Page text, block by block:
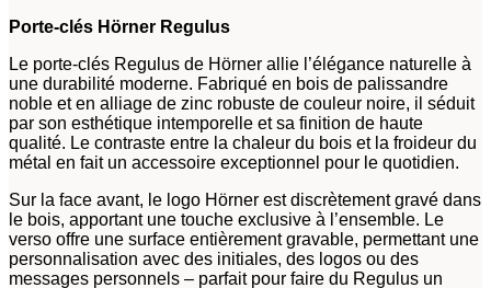
Porte-clés Hörner Regulus
Le porte-clés Regulus de Hörner allie l’élégance naturelle à
une durabilité moderne. Fabriqué en bois de palissandre
noble et en alliage de zinc robuste de couleur noire, il séduit
par son esthétique intemporelle et sa finition de haute
qualité. Le contraste entre la chaleur du bois et la froideur du
métal en fait un accessoire exceptionnel pour le quotidien.
Sur la face avant, le logo Hörner est discrètement gravé dans
le bois, apportant une touche exclusive à l’ensemble. Le
verso offre une surface entièrement gravable, permettant une
personnalisation avec des initiales, des logos ou des
messages personnels – parfait pour faire du Regulus un